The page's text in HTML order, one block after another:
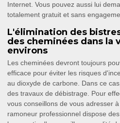
Internet. Vous pouvez aussi lui
totalement gratuit et sans
L'élimination des
des cheminées dans la
environs
Les cheminées devront toujours
efficace pour éviter les risques
au dioxyde de carbone. Dans ce
des travaux de débistrage. Pour
vous conseillons de vous adresser
ramoneur professionnel dispose